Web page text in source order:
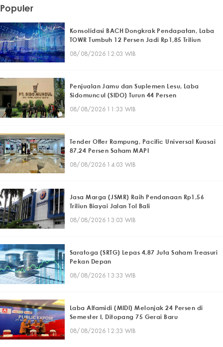
Populer
Konsolidasi BACH Dongkrak Pendapatan, Laba
TOWR Tumbuh 12 Persen Jadi Rp1,85 Triliun
08/08/2026 12:03 WIB
Penjualan Jamu dan Suplemen Lesu, Laba
Sidomuncul (SIDO) Turun 44 Persen
08/08/2026 11:33 WIB
Tender Offer Rampung, Pacific Universal Kuasai
87,24 Persen Saham MAPI
08/08/2026 14:03 WIB
Jasa Marga (JSMR) Raih Pendanaan Rp1,56
Triliun Biayai Jalan Tol Bali
08/08/2026 13:03 WIB
Saratoga (SRTG) Lepas 4,87 Juta Saham Treasuri
Pekan Depan
08/08/2026 13:33 WIB
Laba Alfamidi (MIDI) Melonjak 24 Persen di
Semester I, Ditopang 75 Gerai Baru
08/08/2026 12:33 WIB